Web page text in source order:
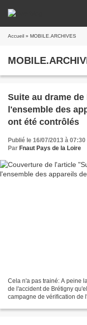
Accueil » MOBILE.ARCHIVES
Suite au drame
l'ensemble des
ont été contrôlés
Publié le 16/07/2013 à 07:30
Par Fnaut Pays de la Loire
Cela n'a pas trainé: A peine
de l'accident de Brétigny
campagne de vérification de